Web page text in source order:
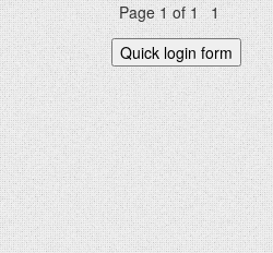
Page1of1
1